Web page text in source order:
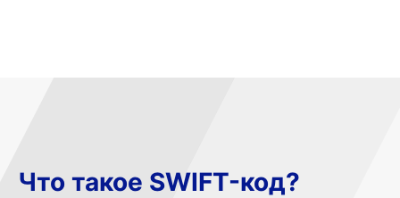
Что такое SWIFT-код?